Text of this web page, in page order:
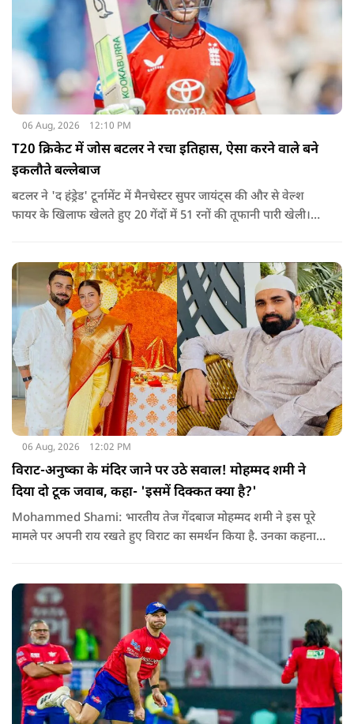
06 Aug, 2026 12:10 PM
T20 क्रिकेट में जोस बटलर ने रचा इतिहास, ऐसा करने वाले बने
इकलौते बल्लेबाज
बटलर ने 'द हंड्रेड' टूर्नामेंट में मैनचेस्टर सुपर जायंट्स की और से वेल्श
फायर के खिलाफ खेलते हुए 20 गेंदों में 51 रनों की तूफानी पारी खेली।
06 Aug, 2026 12:02 PM
विराट-अनुष्का के मंदिर जाने पर उठे सवाल! मोहम्मद शमी ने
दिया दो टूक जवाब, कहा- 'इसमें दिक्कत क्या है?'
Mohammed Shami: भारतीय तेज गेंदबाज मोहम्मद शमी ने इस पूरे
मामले पर अपनी राय रखते हुए विराट का समर्थन किया है. उनका कहना है